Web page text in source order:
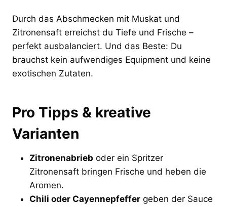
Durch das Abschmecken mit Muskat und
Zitronensaft erreichst du Tiefe und Frische –
perfekt ausbalanciert. Und das Beste: Du
brauchst kein aufwendiges Equipment und keine
exotischen Zutaten.
Pro Tipps & kreative
Varianten
Zitronenabrieb oder ein Spritzer
Zitronensaft bringen Frische und heben die
Aromen.
Chili oder Cayennepfeffer geben der Sauce